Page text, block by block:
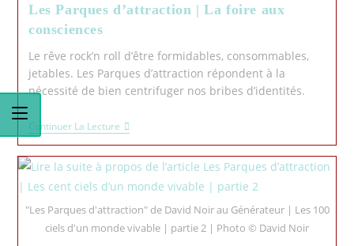
Les Parques d’attraction | La foire aux
consciences
Le rêve rock’n roll d’être formidables, consommables,
jetables. Les Parques d’attraction répondent à la
nécessité de bien centrifuger nos bribes d’identités.
Continuer La Lecture
"Les Parques d'attraction" de David Noir au Générateur | Les 100
ciels d'un monde vivable | partie 2 | Photo © David Noir